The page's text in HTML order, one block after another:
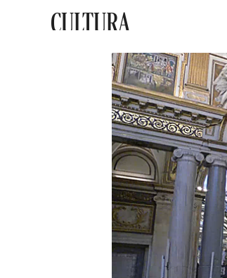
CULTURA